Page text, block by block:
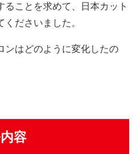
ことを求めて、日本カット
ださいました。
ンはどのように変化したの
容